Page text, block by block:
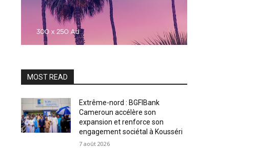
MOST READ
Extrême-nord : BGFIBank
Cameroun accélère son
expansion et renforce son
engagement sociétal à Kousséri
7 août 2026